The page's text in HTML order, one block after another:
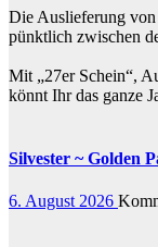
Die Auslieferung von
pünktlich zwischen
Mit „27er Schein“,
könnt Ihr das ganze
Silvester ~ Golden
6. August 2026